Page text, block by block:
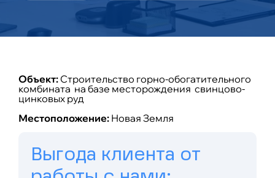
Объект:Строительство горно-обогатительного
комбината на базе месторождения свинцово-
цинковых руд
Местоположение: Новая Земля
Выгода клиента от